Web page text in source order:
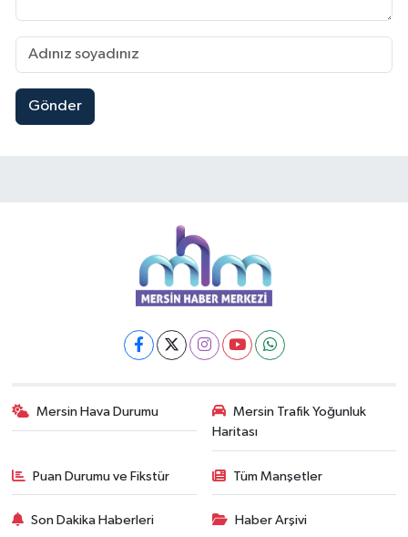
Gönder
Mersin Hava Durumu
Mersin Trafik Yoğunluk
Haritası
Puan Durumu ve Fikstür Tüm Manşetler
Son Dakika Haberleri Haber Arşivi